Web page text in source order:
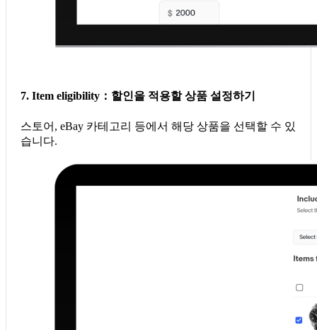
7. Item eligibility：할인을 적용할 상품 설정하기
스토어, eBay 카테고리 등에서 해당 상품을 선택할 수 있
습니다.